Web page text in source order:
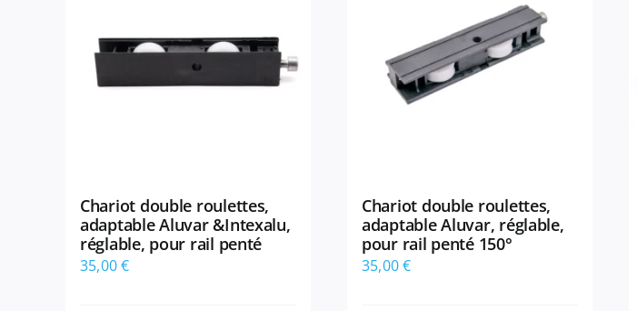
Chariot double roulettes,
adaptable Aluvar &Intexalu,
réglable, pour rail penté
35,00€
Chariot double roulettes,
adaptable Aluvar, réglable,
pour rail penté 150°
35,00€